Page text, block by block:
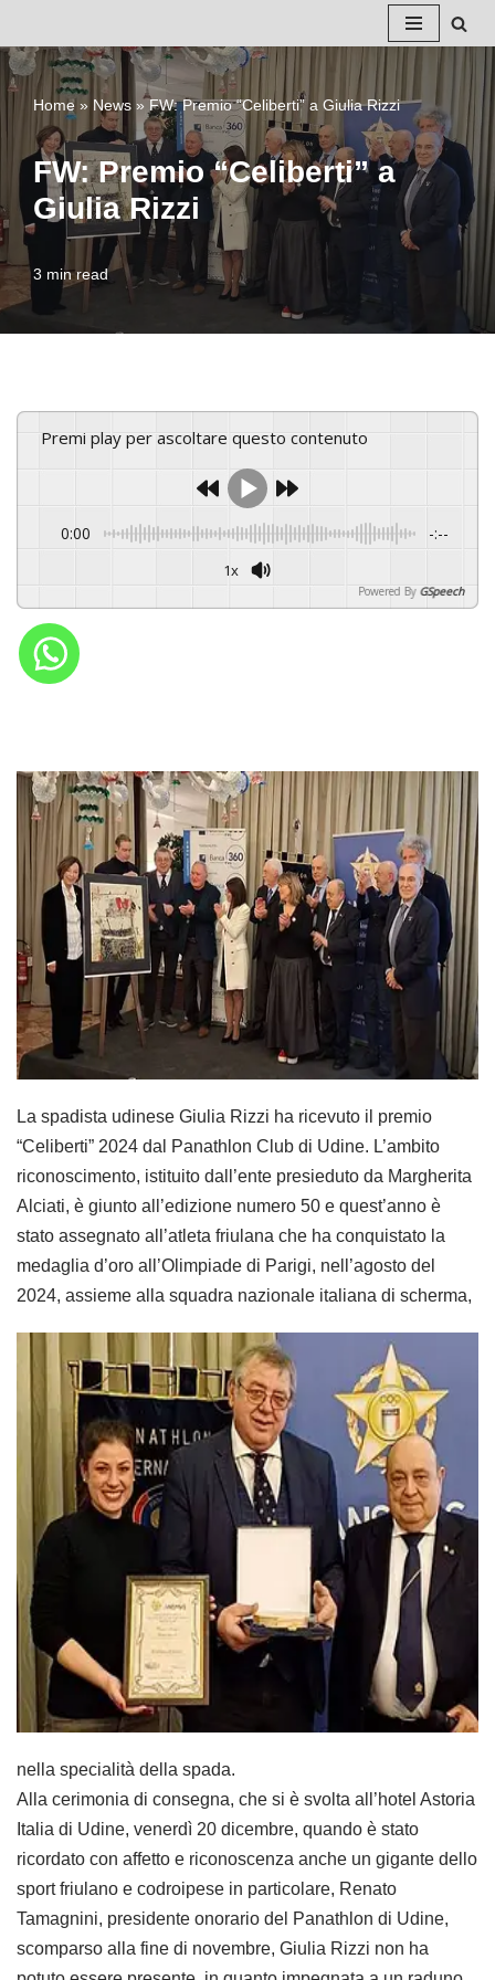
Vai
al
contenuto
Home » News » FW: Premio “Celiberti” a Giulia Rizzi
FW: Premio “Celiberti” a
Giulia Rizzi
3 min read
Premi play per ascoltare questo contenuto
0:00 -:--
1x
Powered By GSpeech
La spadista udinese Giulia Rizzi ha ricevuto il premio
“Celiberti” 2024 dal Panathlon Club di Udine. L’ambito
riconoscimento, istituito dall’ente presieduto da Margherita
Alciati, è giunto all’edizione numero 50 e quest’anno è
stato assegnato all’atleta friulana che ha conquistato la
medaglia d’oro all’Olimpiade di Parigi, nell’agosto del
2024, assieme alla squadra nazionale italiana di scherma,
nella specialità della spada.
Alla cerimonia di consegna, che si è svolta all’hotel Astoria
Italia di Udine, venerdì 20 dicembre, quando è stato
ricordato con affetto e riconoscenza anche un gigante dello
sport friulano e codroipese in particolare, Renato
Tamagnini, presidente onorario del Panathlon di Udine,
scomparso alla fine di novembre, Giulia Rizzi non ha